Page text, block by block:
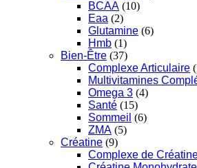
BCAA (10)
Eaa (2)
Glutamine (6)
Hmb (1)
Bien-Être (37)
Complexe Articulaire
Multivitamines
Omega 3 (4)
Santé (15)
Sommeil (6)
ZMA (5)
Créatine (9)
Complexe de